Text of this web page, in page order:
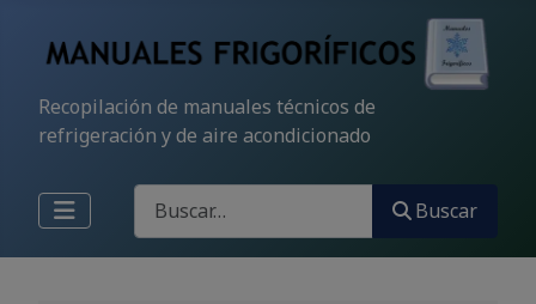
Recopilación de manuales técnicos de
refrigeración y de aire acondicionado
Buscar
Buscar